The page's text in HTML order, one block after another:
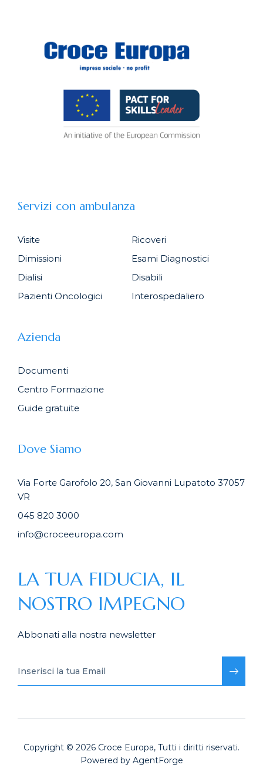
Servizi con ambulanza
Visite
Ricoveri
Dimissioni
Esami Diagnostici
Dialisi
Disabili
Pazienti Oncologici
Interospedaliero
Azienda
Documenti
Centro Formazione
Guide gratuite
Dove Siamo
Via Forte Garofolo 20, San Giovanni Lupatoto 37057
VR
045 820 3000
info@croceeuropa.com
LA TUA FIDUCIA, IL
NOSTRO IMPEGNO
Abbonati alla nostra newsletter
Copyright © 2026 Croce Europa, Tutti i diritti riservati.
Powered by AgentForge